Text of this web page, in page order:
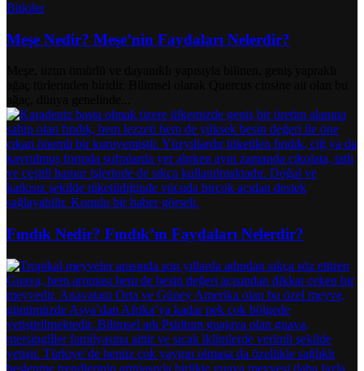
Bitkiler
Meşe Nedir? Meşe’nin Faydaları Nelerdir?
Fındık Nedir? Fındık’ın Faydaları Nelerdir?